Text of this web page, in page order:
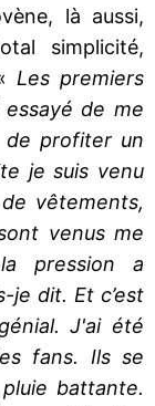
là aussi,
simplicité,
Les premiers
de me
de profiter un
je suis venu
vêtements,
venus me
pression a
je dit. Et c’est
J'ai été
fans. Ils se
battante.